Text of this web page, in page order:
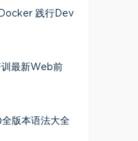
践行Dev
训最新Web前
版本语法大全